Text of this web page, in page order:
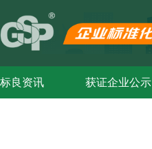
标良资讯 获证企业公示